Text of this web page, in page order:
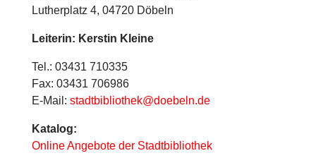
Lutherplatz 4, 04720 Döbeln
Leiterin: Kerstin Kleine
Tel.: 03431 710335
Fax: 03431 706986
E-Mail: stadtbibliothek@doebeln.de
Katalog:
Online Angebote der Stadtbibliothek